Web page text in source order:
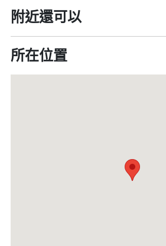
附近還可以
所在位置